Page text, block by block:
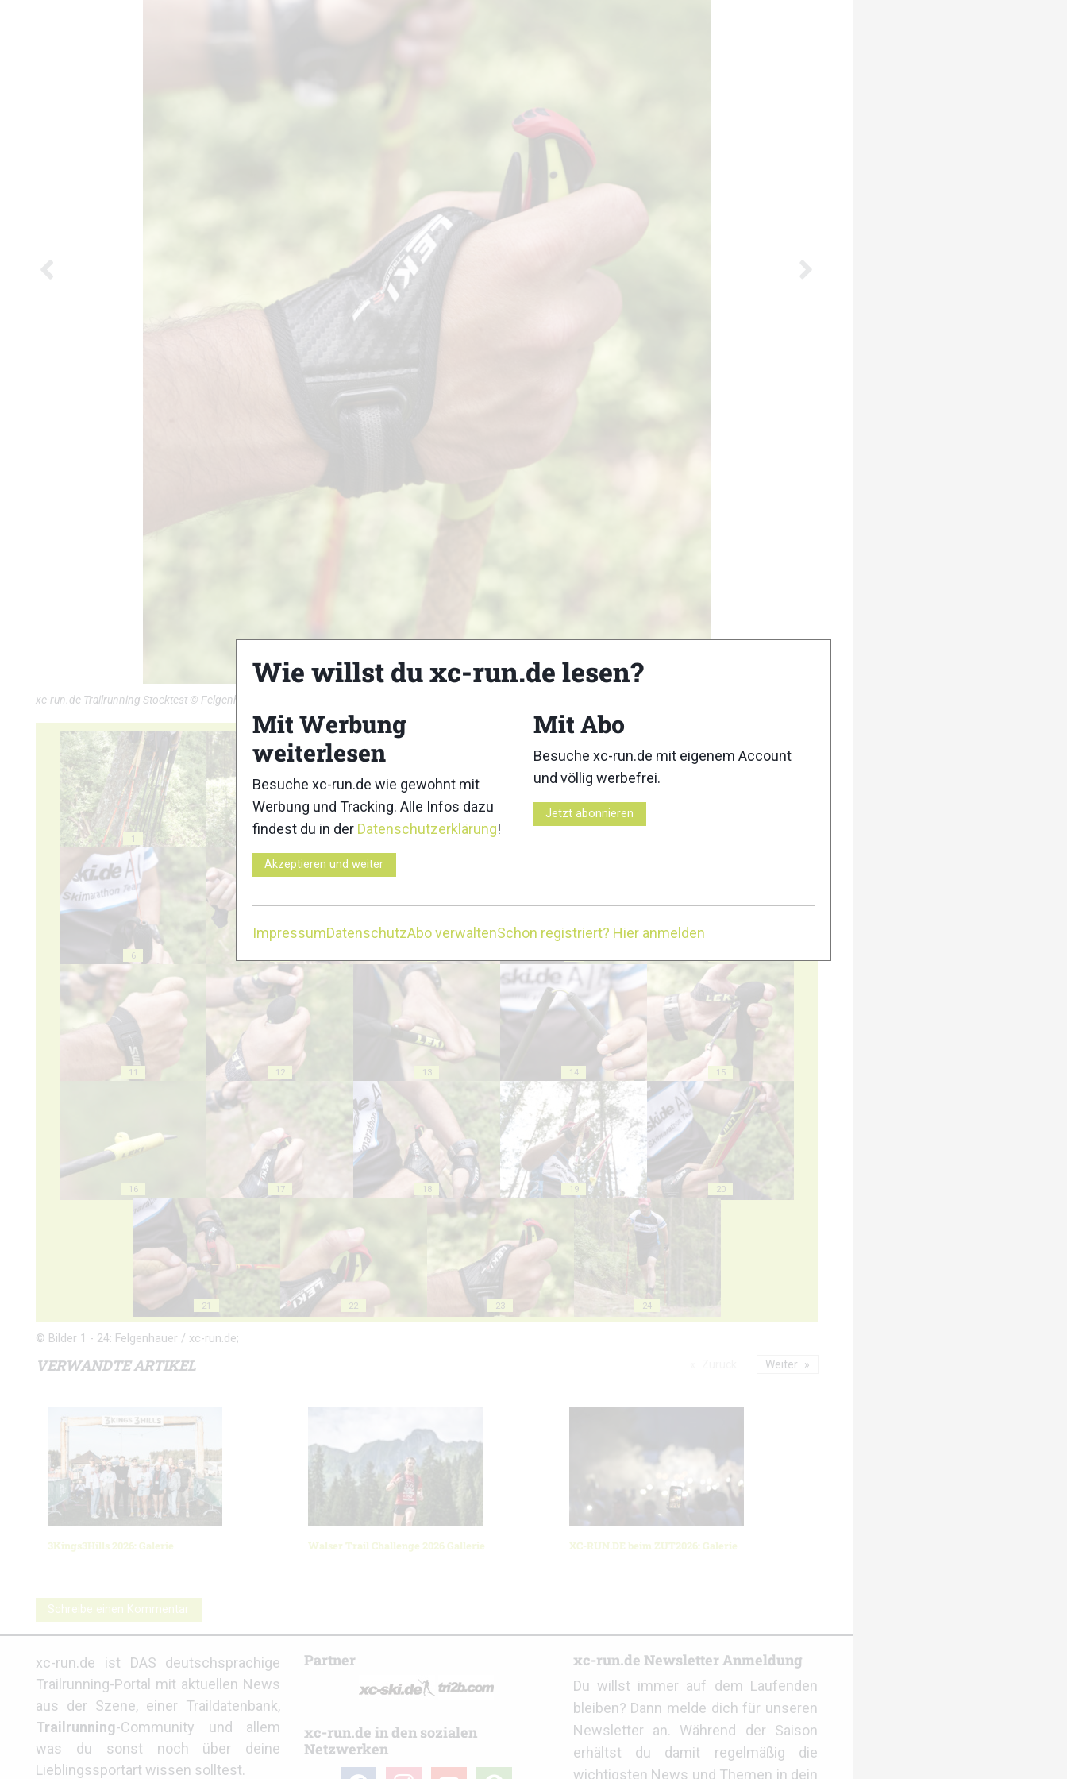
xc-run.de Trailrunning Stocktest © Felgenhauer / xc-run.de
1
6
11 12 13 14 15
16 17 18 19 20
21 22 23 24
© Bilder 1 - 24: Felgenhauer / xc-run.de;
VERWANDTE ARTIKEL
3Kings3Hills 2026: Galerie Walser Trail Challenge 2026 Gallerie XC-RUN.DE beim ZUT2026: Galerie
Weiter
Schreibe einen Kommentar
xc-run.de ist DAS deutschsprachige
Trailrunning-Portal mit aktuellen News
aus der Szene, einer Traildatenbank,
Trailrunning-Community und allem
was du sonst noch über deine
Lieblingssportart wissen solltest.
Partner
xc-run.de in den sozialen
Netzwerken
xc-run.de Newsletter Anmeldung
Du willst immer auf dem Laufenden
bleiben? Dann melde dich für unseren
Newsletter an. Während der Saison
erhältst du damit regelmäßig die
wichtigsten News und Themen in dein
Wie willst du xc-run.de lesen?
Mit Werbung
weiterlesen
Besuche xc-run.de wie gewohnt mit
Werbung und Tracking. Alle Infos dazu
findest du in der Datenschutzerklärung!
Akzeptieren und weiter
Mit Abo
Besuche xc-run.de mit eigenem Account
und völlig werbefrei.
Jetzt abonnieren
ImpressumDatenschutzAbo verwaltenSchon registriert? Hier anmelden